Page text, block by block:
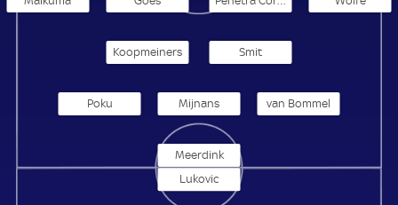
Koopmeiners Smit
Poku Mijnans van Bommel
Meerdink
Lukovic